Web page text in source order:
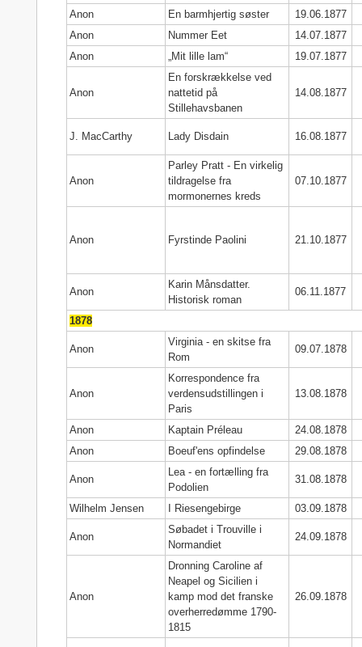
Anon
En barmhjertig søster
19.06.1877
Anon
Nummer Eet
14.07.1877
Anon
„Mit lille lam“ 19.07.1877
Anon
En forskrækkelse ved
nattetid på
Stillehavsbanen
14.08.1877
J. MacCarthy Lady Disdain 16.08.1877
Anon
Parley Pratt - En virkelig
tildragelse fra
mormonernes kreds
07.10.1877
Anon Fyrstinde Paolini 21.10.1877
Anon
Karin Månsdatter.
Historisk roman
06.11.1877
1878
Anon
Virginia - en skitse fra
Rom
09.07.1878
Anon
Korrespondence fra
verdensudstillingen i
Paris
13.08.1878
Anon Kaptain Préleau
24.08.1878
Anon
Boeuf'ens opfindelse 29.08.1878
Anon
Lea - en fortælling fra
Podolien
31.08.1878
Wilhelm Jensen I Riesengebirge 03.09.1878
Anon
Søbadet i Trouville i
Normandiet
24.09.1878
Anon
Dronning Caroline af
Neapel og Sicilien i
kamp mod det franske
overherredømme 1790-
1815
26.09.1878